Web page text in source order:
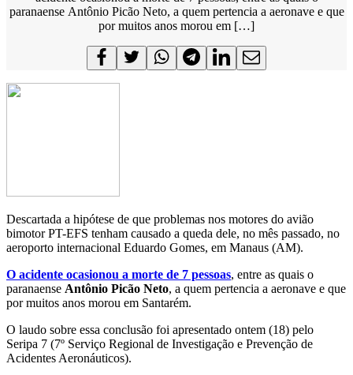
paranaense Antônio Picão Neto, a quem pertencia a aeronave e que
por muitos anos morou em […]
Descartada a hipótese de que problemas nos motores do avião
bimotor PT-EFS tenham causado a queda dele, no mês passado, no
aeroporto internacional Eduardo Gomes, em Manaus (AM).
O acidente ocasionou a morte de 7 pessoas, entre as quais o
paranaense Antônio Picão Neto, a quem pertencia a aeronave e que
por muitos anos morou em Santarém.
O laudo sobre essa conclusão foi apresentado ontem (18) pelo
Seripa 7 (7º Serviço Regional de Investigação e Prevenção de
Acidentes Aeronáuticos).